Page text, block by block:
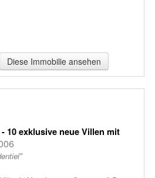
Diese Immobilie ansehen
10 exklusive neue Villen mit